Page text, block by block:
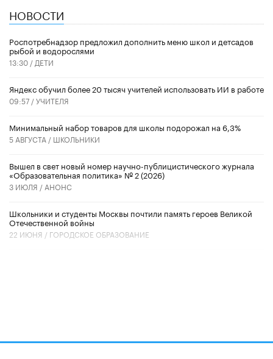
НОВОСТИ
Роспотребнадзор предложил дополнить меню школ и детсадов
рыбой и водорослями
13:30 / ДЕТИ
​Яндекс обучил более 20 тысяч учителей использовать ИИ в работе
09:57 /УЧИТЕЛЯ
Минимальный набор товаров для школы подорожал на 6,3%
5 АВГУСТА / ШКОЛЬНИКИ
Вышел в свет новый номер научно-публицистического журнала
«Образовательная политика» № 2 (2026)
3 ИЮЛЯ / АНОНС
Школьники и студенты Москвы почтили память героев Великой
Отечественной войны
22 ИЮНЯ / ГОРОДСКОЕ ОБРАЗОВАНИЕ